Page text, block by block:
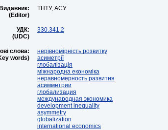
Видавник:
(Editor)
ТНТУ, АСУ
УДК:
(UDC)
330.341.2
слова:
words)
нерівномірність розвитку
асиметрії
глобалізація
міжнародна економіка
неравномерность развития
асимметрии
глобализация
международная экономика
development inequality
asymmetry
globalization
international economics